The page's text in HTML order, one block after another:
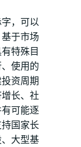
，可以
于市场
特殊目
使用的
资周期
长、社
可能逐
国家长
大型基